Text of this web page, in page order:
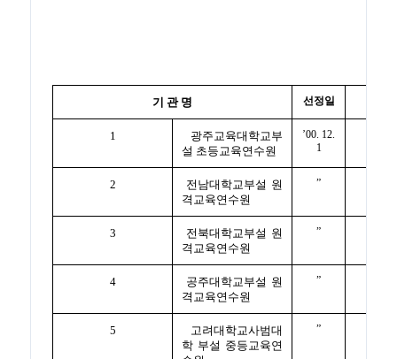
기 관 명 선정일
1
광주교육대학교부
설 초등교육연수원
’00. 12.
1
2
전남대학교부설 원
격교육연수원
”
3
전북대학교부설 원
격교육연수원
”
4
공주대학교부설 원
격교육연수원
”
5
고려대학교사범대
학 부설 중등교육연
”